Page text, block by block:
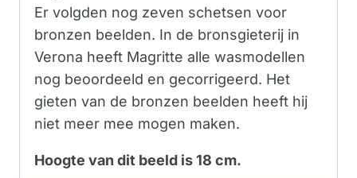
Er volgden nog zeven schetsen voor
bronzen beelden. In de bronsgieterij in
Verona heeft Magritte alle wasmodellen
nog beoordeeld en gecorrigeerd. Het
gieten van de bronzen beelden heeft hij
niet meer mee mogen maken.
Hoogte van dit beeld is 18 cm.